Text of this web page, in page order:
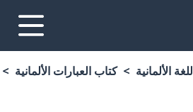
الألمانية كتاب العبارات الألمانية